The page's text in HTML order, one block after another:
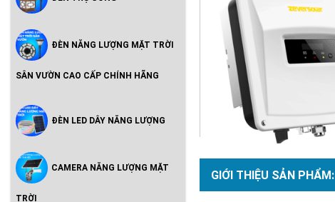
Hoàng Quốc Bảo - Độ Sáng Cao,
ĐÈN NĂNG LƯỢNG MẶT TRỜI
SÂN VƯỜN CAO CẤP CHÍNH HÃNG
ĐÈN LED DÂY NĂNG LƯỢNG
CAMERA NĂNG LƯỢNG MẶT
TRỜI
GIỚI THIỆU SẢN PHẨM: